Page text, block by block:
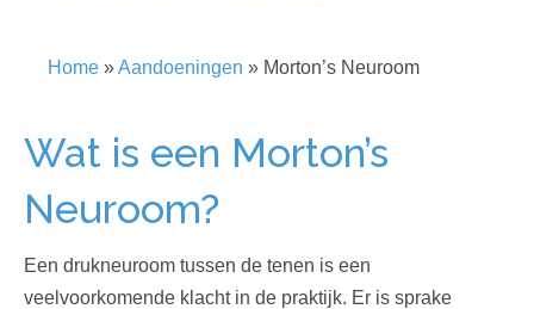
o
m
Home »Aandoeningen » Morton’s Neuroom
Wat is een Morton’s
Neuroom?
Een drukneuroom tussen de tenen is een
veelvoorkomende klacht in de praktijk. Er is sprake